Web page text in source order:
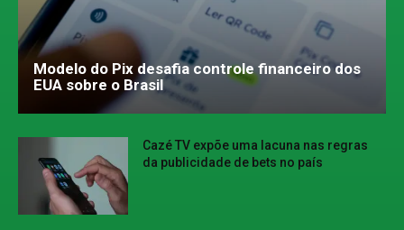
Modelo do Pix desafia controle financeiro dos
EUA sobre o Brasil
Cazé TV expõe uma lacuna nas regras
da publicidade de bets no país